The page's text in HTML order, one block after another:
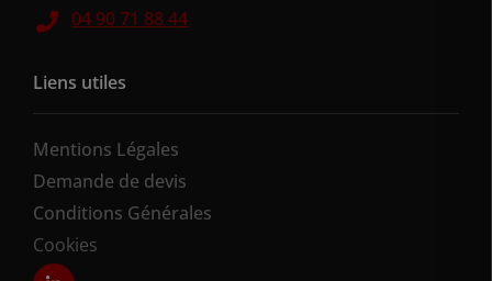
04 90 71 88 44
Liens utiles
Mentions Légales
Demande de devis
Conditions Générales
Cookies